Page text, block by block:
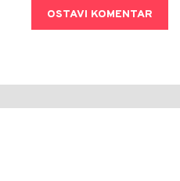
OSTAVI KOMENTAR